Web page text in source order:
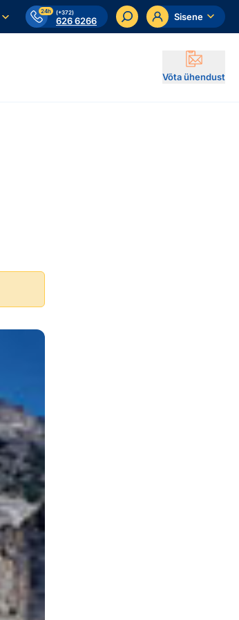
24h (+372)
626 6266 Sisene
Võta ühendust